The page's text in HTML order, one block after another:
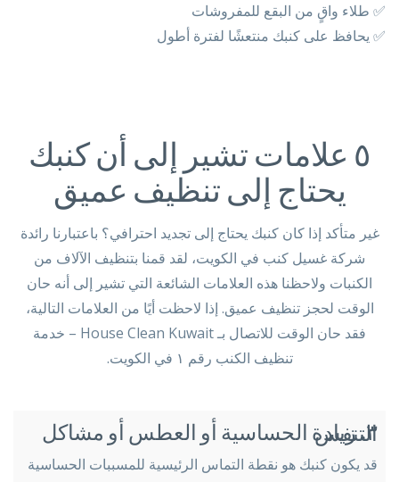
✅ طلاء واقٍ من البقع للمفروشات
✅ يحافظ على كنبك منتعشًا لفترة أطول
٥ علامات تشير إلى أن كنبك
يحتاج إلى تنظيف عميق
غير متأكد إذا كان كنبك يحتاج إلى تجديد احترافي؟ باعتبارنا رائدة
شركة غسيل كنب في الكويت، لقد قمنا بتنظيف الآلاف من
الكنبات ولاحظنا هذه العلامات الشائعة التي تشير إلى أنه حان
الوقت لحجز تنظيف عميق. إذا لاحظت أيًا من العلامات التالية،
فقد حان الوقت للاتصال بـ House Clean Kuwait – خدمة
تنظيف الكنب رقم ١ في الكويت.
٣. زيادة الحساسية أو العطس أو مشاكل التنفس
قد يكون كنبك هو نقطة التماس الرئيسية للمسببات الحساسية